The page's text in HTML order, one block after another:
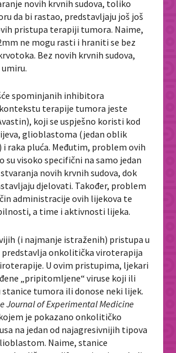
novih krvnih sudova, toliko
da bi rastao, predstavljaju još još
pristupa terapiji tumora. Naime,
ne mogu rasti i hraniti se bez
Bez novih krvnih sudova,
spominjanih inhibitora
terapije tumora jeste
koji se uspješno koristi kod
glioblastoma (jedan oblik
raka pluća. Međutim, problem ovih
su visoko specifični na samo jedan
novih krvnih sudova, dok
djelovati. Također, problem
administracije ovih lijekova te
a time i aktivnosti lijeka.
(i najmanje istraženih) pristupa u
onkolitička viroterapija
U ovim pristupima, ljekari
„pripitomljene“ viruse koji ili
stanice tumora ili donose neki lijek.
Journal of Experimental Medicine
je pokazano onkolitičko
na jedan od najagresivnijih tipova
Naime, stanice